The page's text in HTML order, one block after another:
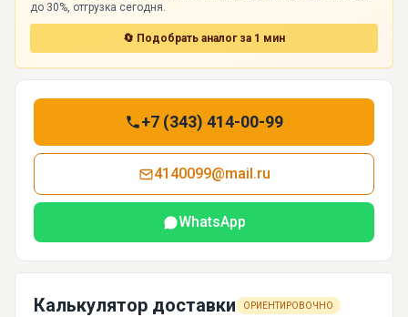
до 30%, отгрузка сегодня.
🔄 Подобрать аналог за 1 мин
+7 (343) 414-00-99
4140099@mail.ru
WhatsApp
Калькулятор доставки ОРИЕНТИРОВОЧНО